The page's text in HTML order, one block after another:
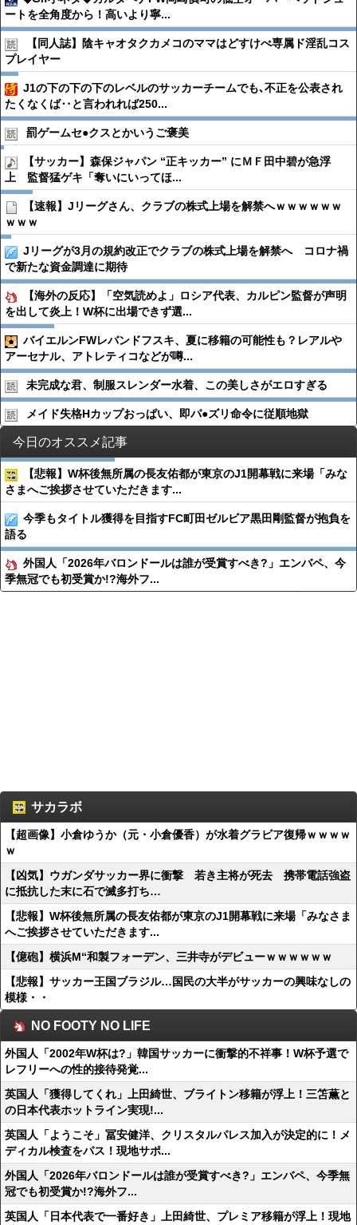
ートを全角度から！高いより寧...
【同人誌】陰キャオタクカメコのママはどすけべ専属ド淫乱コス
プレイヤー
J1の下の下の下のレベルのサッカーチームでも､不正を公表され
たくなくば‥と言われれば250...
罰ゲームセ●︎クスとかいうご褒美
【サッカー】森保ジャパン “正キッカー” にＭＦ田中碧が急浮
上 監督猛ゲキ「奪いにいってほ...
【速報】Jリーグさん、クラブの株式上場を解禁へｗｗｗｗｗｗ
ｗｗｗ
Jリーグが3月の規約改正でクラブの株式上場を解禁へ コロナ禍
で新たな資金調達に期待
【海外の反応】「空気読めよ」ロシア代表、カルピン監督が声明
を出して炎上！W杯に出場できず選...
バイエルンFWレバンドフスキ、夏に移籍の可能性も？レアルや
アーセナル、アトレティコなどが噂...
未完成な君、制服スレンダー水着、この美しさがエロすぎる
メイド失格Hカップおっぱい、即パ●︎ズリ命令に従順地獄
今日のオススメ記事
【悲報】W杯後無所属の長友佑都が東京のJ1開幕戦に来場「みな
さまへご挨拶させていただきます...
今季もタイトル獲得を目指すFC町田ゼルビア黒田剛監督が抱負を
語る
外国人「2026年バロンドールは誰が受賞すべき?」エンバペ、今
季無冠でも初受賞か!?海外フ...
サカラボ
【超画像】小倉ゆうか（元・小倉優香）が水着グラビア復帰ｗｗｗｗ
ｗ
【凶気】ウガンダサッカー界に衝撃 若き主将が死去 携帯電話強盗
に抵抗した末に石で滅多打ち…
【悲報】W杯後無所属の長友佑都が東京のJ1開幕戦に来場「みなさま
へご挨拶させていただきます...
【億砲】横浜M“和製フォーデン、三井寺がデビューｗｗｗｗｗｗ
【悲報】サッカー王国ブラジル…国民の大半がサッカーの興味なしの
模様・・
NO FOOTY NO LIFE
外国人「2002年W杯は?」韓国サッカーに衝撃的不祥事！W杯予選で
レフリーへの性的接待発覚...
英国人「獲得してくれ」上田綺世、ブライトン移籍が浮上！三笘薫と
の日本代表ホットライン実現!...
英国人「ようこそ」冨安健洋、クリスタルパレス加入が決定的に！メ
ディカル検査をパス！現地サポ...
外国人「2026年バロンドールは誰が受賞すべき?」エンバペ、今季無
冠でも初受賞か!?海外フ...
英国人「日本代表で一番好き」上田綺世、プレミア移籍が浮上！現地